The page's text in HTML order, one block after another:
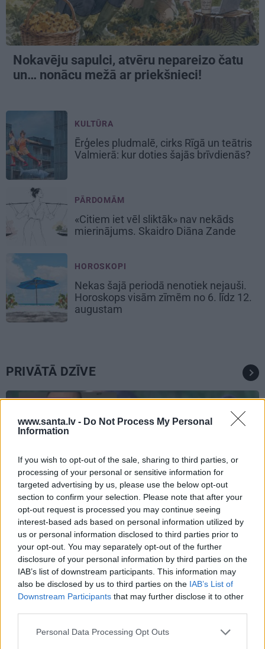
www.santa.lv - Do Not Process My Personal
Information
If you wish to opt-out of the sale, sharing to third parties, or
processing of your personal or sensitive information for
targeted advertising by us, please use the below opt-out
section to confirm your selection. Please note that after your
opt-out request is processed you may continue seeing
interest-based ads based on personal information utilized by
us or personal information disclosed to third parties prior to
your opt-out. You may separately opt-out of the further
disclosure of your personal information by third parties on the
IAB’s list of downstream participants. This information may
also be disclosed by us to third parties on the IAB’s List of
Downstream Participants that may further disclose it to other
Personal Data Processing Opt Outs
Nokavēju sapulci, atvēru nepareizo čatu
un… nonācu mežā ar priekšnieci!
KULTŪRA
Ērģeles pludmalē, cirks Rīgā un teātris
Valmierā: kur doties šajās brīvdienās?
PĀRDOMĀM
«Citiem iet vēl sliktāk» nav nekāds
mierinājums. Skaidro Diāna Zande
HOROSKOPI
Nekas šajā periodā nenotiek nejauši.
Horoskops visām zīmēm no 6. līdz 12.
augustam
PRIVĀTĀ DZĪVE
VIDEO: Slavenās pundurcūkas saimnieks
pēc mīluļa nāves ticis pie cita Žorika.
Dzimusi jauna zvaigzne